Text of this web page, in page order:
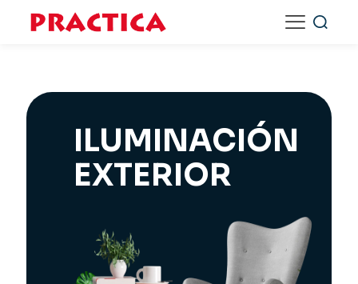
ILUMINACIÓN
EXTERIOR